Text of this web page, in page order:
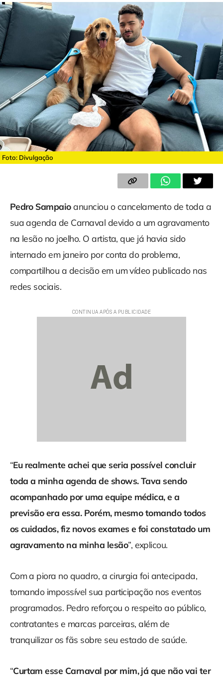
Foto: Divulgação
Pedro Sampaioanunciou o cancelamento de toda a
sua agenda de Carnaval devido a um agravamento
na lesão no joelho. O artista, que já havia sido
internado em janeiro por conta do problema,
compartilhou a decisão em um vídeo publicado nas
redes sociais.
“Eu realmente achei que seria possível concluir
toda a minha agenda de shows. Tava sendo
acompanhado por uma equipe médica, e a
previsão era essa. Porém, mesmo tomando todos
os cuidados, fiz novos exames e foi constatado um
agravamento na minha lesão”, explicou.
Com a piora no quadro, a cirurgia foi antecipada,
tornando impossível sua participação nos eventos
programados. Pedro reforçou o respeito ao público,
contratantes e marcas parceiras, além de
tranquilizar os fãs sobre seu estado de saúde.
“Curtam esse Carnaval por mim, já que não vai ter